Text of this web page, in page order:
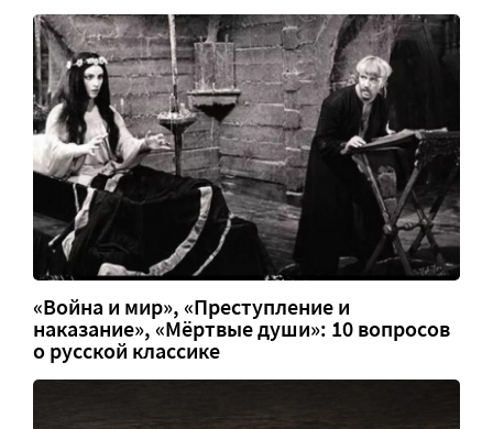
«Война и мир», «Преступление и
наказание», «Мёртвые души»: 10 вопросов
о русской классике